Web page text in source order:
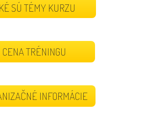
SÚ TÉMY KURZU
CENA TRÉNINGU
INFORMÁCIE